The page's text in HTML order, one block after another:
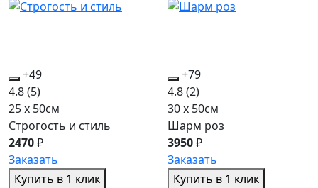
+49
4.8(5)
25 x 50см
Строгость и стиль
2470₽
Заказать
Купить в 1 клик
+79
4.8(2)
30 x 50см
Шарм роз
3950₽
Заказать
Купить в 1 клик